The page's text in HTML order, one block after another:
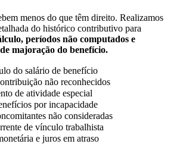
menos do que têm direito. Realizamos
do histórico contributivo para
períodos não computados e
majoração do benefício.
do salário de benefício
não reconhecidos
de atividade especial
por incapacidade
não consideradas
de vínculo trabalhista
e juros em atraso